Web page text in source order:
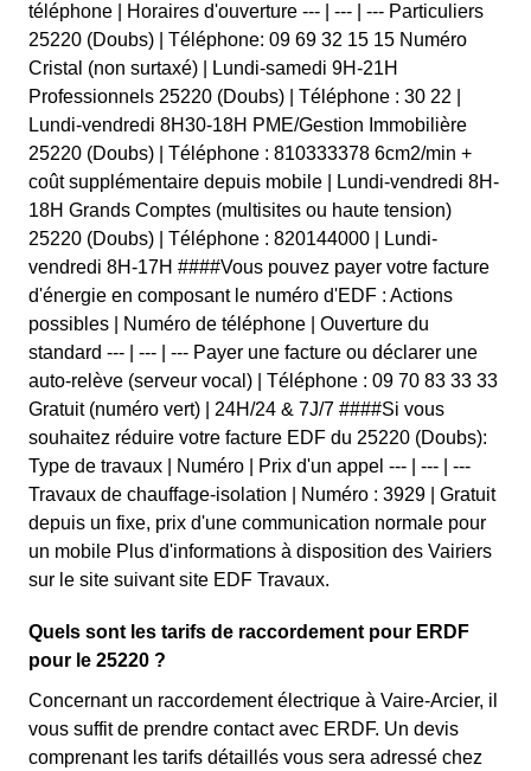
téléphone | Horaires d'ouverture --- | --- | --- Particuliers
25220 (Doubs) | Téléphone: 09 69 32 15 15 Numéro
Cristal (non surtaxé) | Lundi-samedi 9H-21H
Professionnels 25220 (Doubs) | Téléphone : 30 22 |
Lundi-vendredi 8H30-18H PME/Gestion Immobilière
25220 (Doubs) | Téléphone : 810333378 6cm2/min +
coût supplémentaire depuis mobile | Lundi-vendredi 8H-
18H Grands Comptes (multisites ou haute tension)
25220 (Doubs) | Téléphone : 820144000 | Lundi-
vendredi 8H-17H ####Vous pouvez payer votre facture
d'énergie en composant le numéro d'EDF : Actions
possibles | Numéro de téléphone | Ouverture du
standard --- | --- | --- Payer une facture ou déclarer une
auto-relève (serveur vocal) | Téléphone : 09 70 83 33 33
Gratuit (numéro vert) | 24H/24 & 7J/7 ####Si vous
souhaitez réduire votre facture EDF du 25220 (Doubs):
Type de travaux | Numéro | Prix d'un appel --- | --- | ---
Travaux de chauffage-isolation | Numéro : 3929 | Gratuit
depuis un fixe, prix d'une communication normale pour
un mobile Plus d'informations à disposition des Vairiers
sur le site suivant site EDF Travaux.
Quels sont les tarifs de raccordement pour ERDF
pour le 25220 ?
Concernant un raccordement électrique à Vaire-Arcier, il
vous suffit de prendre contact avec ERDF. Un devis
comprenant les tarifs détaillés vous sera adressé chez